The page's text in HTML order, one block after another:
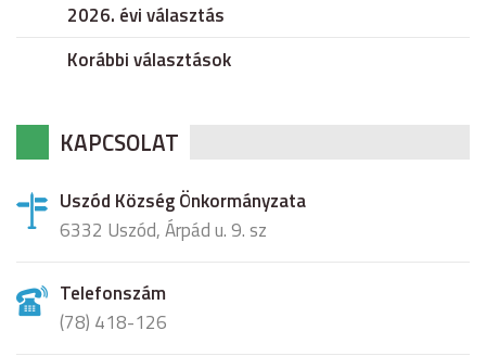
2026. évi választás
Korábbi választások
KAPCSOLAT
Uszód Község Önkormányzata
6332 Uszód, Árpád u. 9. sz
Telefonszám
(78) 418-126